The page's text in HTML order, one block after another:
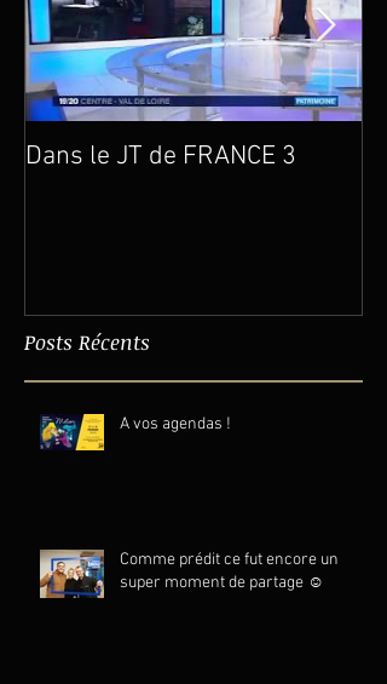
Dans le JT de FRANCE 3
Posts Récents
A vos agendas !
Comme prédit ce fut encore un
super moment de partage ☺️